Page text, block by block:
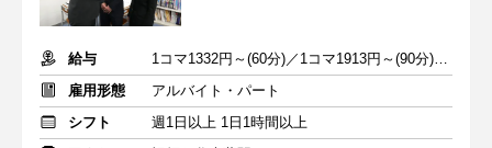
給与
1コマ1332円～(60分)／1コマ1913円～(90分) ※準備報告手当込み
雇用形態
アルバイト・パート
シフト
週1日以上 1日1時間以上